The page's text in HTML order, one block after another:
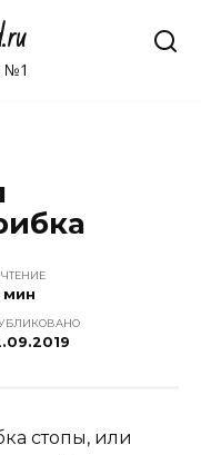
№1
мин
стопы, или